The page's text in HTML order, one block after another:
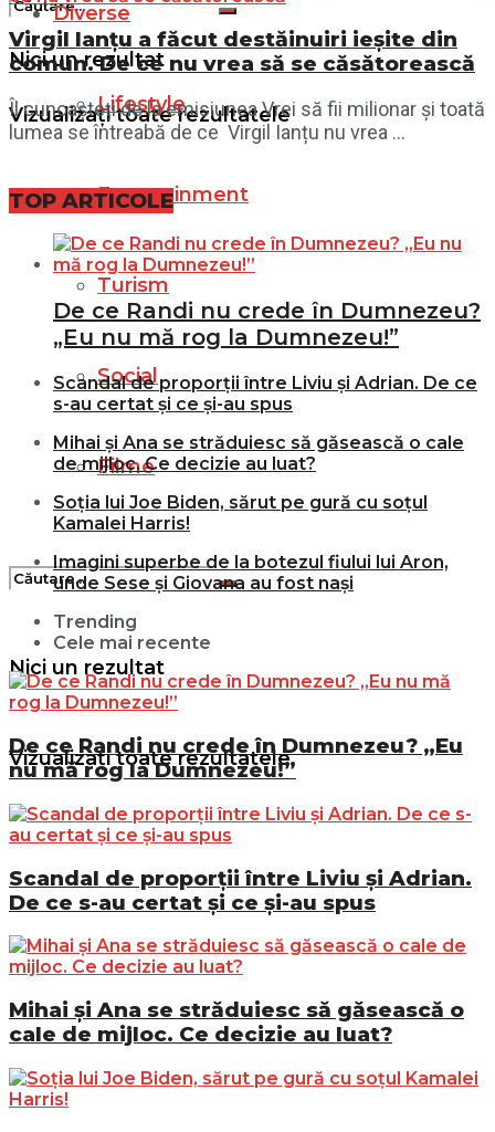
Nici un rezultat
Vizualizați toate rezultatele
Diverse
Lifestyle
Entertainment
Turism
Social
Filme
Nici un rezultat
Vizualizați toate rezultatele
Virgil Ianțu a făcut destăinuiri ieșite din
comun. De ce nu vrea să se căsătorească
Îl cunoașteți de la emisiunea Vrei să fii milionar și toată
lumea se întreabă de ce Virgil Ianțu nu vrea ...
TOP ARTICOLE
De ce Randi nu crede în Dumnezeu?
„Eu nu mă rog la Dumnezeu!”
Scandal de proporții între Liviu și Adrian. De ce
s-au certat și ce și-au spus
Mihai și Ana se străduiesc să găsească o cale
de mijloc. Ce decizie au luat?
Soția lui Joe Biden, sărut pe gură cu soțul
Kamalei Harris!
Imagini superbe de la botezul fiului lui Aron,
unde Sese și Giovana au fost nași
Trending
Cele mai recente
De ce Randi nu crede în Dumnezeu? „Eu
nu mă rog la Dumnezeu!”
Scandal de proporții între Liviu și Adrian.
De ce s-au certat și ce și-au spus
Mihai și Ana se străduiesc să găsească o
cale de mijloc. Ce decizie au luat?